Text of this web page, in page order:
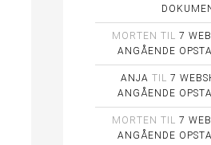
MORTEN TIL 7
ANGÅENDE
ANJA TIL 7
ANGÅENDE
MORTEN TIL 7
ANGÅENDE